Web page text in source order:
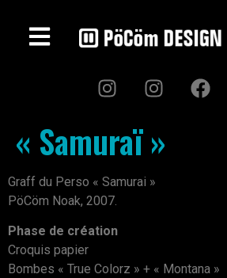
« Samuraï »
Graff du Perso « Samurai »
PöCöm Noak, 2007.
Phase de création
Croquis papier
Bombes « True Colorz » + « Montana »